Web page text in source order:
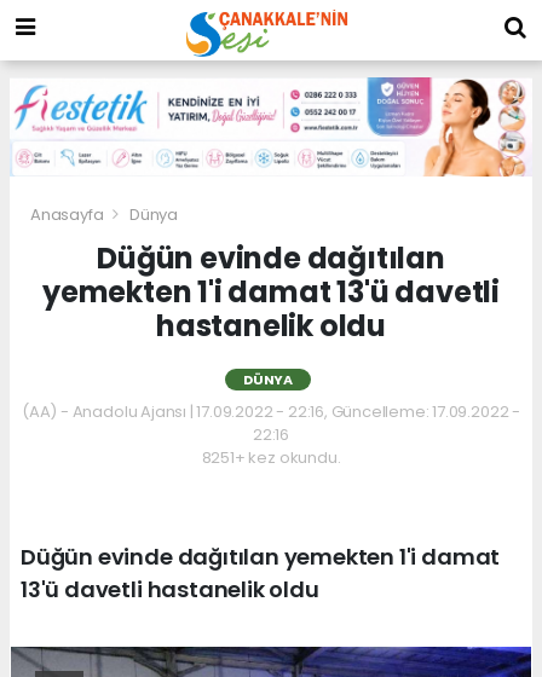
Anasayfa Dünya
Düğün evinde dağıtılan
yemekten 1'i damat 13'ü davetli
hastanelik oldu
DÜNYA
(AA) - Anadolu Ajansı | 17.09.2022 - 22:16, Güncelleme: 17.09.2022 -
22:16
8251+ kez okundu.
Düğün evinde dağıtılan yemekten 1'i damat
13'ü davetli hastanelik oldu